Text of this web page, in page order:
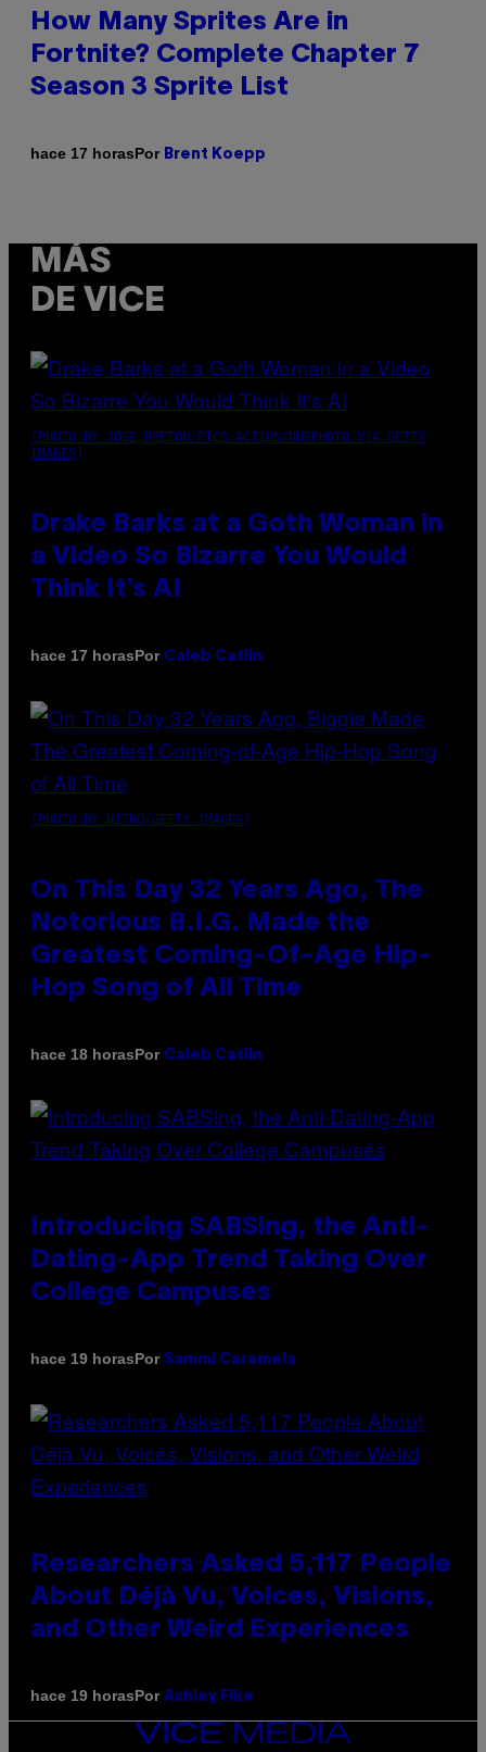
How Many Sprites Are in
Fortnite? Complete Chapter 7
Season 3 Sprite List
hace 17 horasPor Brent Koepp
MÁS
DE VICE
(PHOTO BY JOSE BRETON/PICS ACTION/NURPHOTO VIA GETTY
IMAGES)
Drake Barks at a Goth Woman in
a Video So Bizarre You Would
Think It’s AI
hace 17 horasPor Caleb Catlin
(PHOTO BY NITRO/GETTY IMAGES)
On This Day 32 Years Ago, The
Notorious B.I.G. Made the
Greatest Coming-Of-Age Hip-
Hop Song of All Time
hace 18 horasPor Caleb Catlin
Introducing SABSing, the Anti-
Dating-App Trend Taking Over
College Campuses
hace 19 horasPor Sammi Caramela
Researchers Asked 5,117 People
About Déjà Vu, Voices, Visions,
and Other Weird Experiences
hace 19 horasPor Ashley Fike
VICE
MEDIA